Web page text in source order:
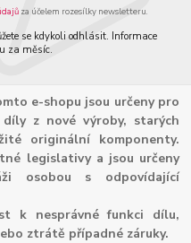
za účelem rozesílky newsletteru.
se kdykoli odhlásit. Informace
za měsíc.
e-shopu jsou určeny pro
z nové výroby, starých
originální komponenty.
legislativy a jsou určeny
osobou s odpovídající
k nesprávné funkci dílu,
ztrátě případné záruky.